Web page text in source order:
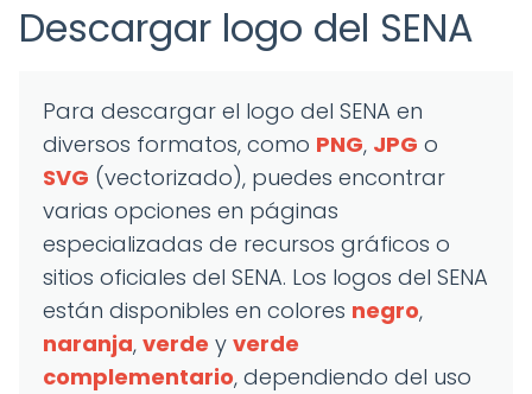
Descargar logo del SENA
Para descargar el logo del SENA en
diversos formatos, como PNG, JPG o
SVG (vectorizado), puedes encontrar
varias opciones en páginas
especializadas de recursos gráficos o
sitios oficiales del SENA. Los logos del SENA
están disponibles en colores negro,
naranja, verde y verde
complementario, dependiendo del uso